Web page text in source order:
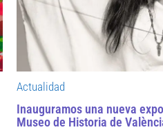
Actualidad
Inauguramos una nueva
Museo de Historia de